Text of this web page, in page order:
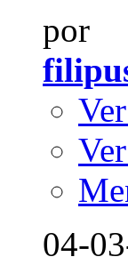
por
04-